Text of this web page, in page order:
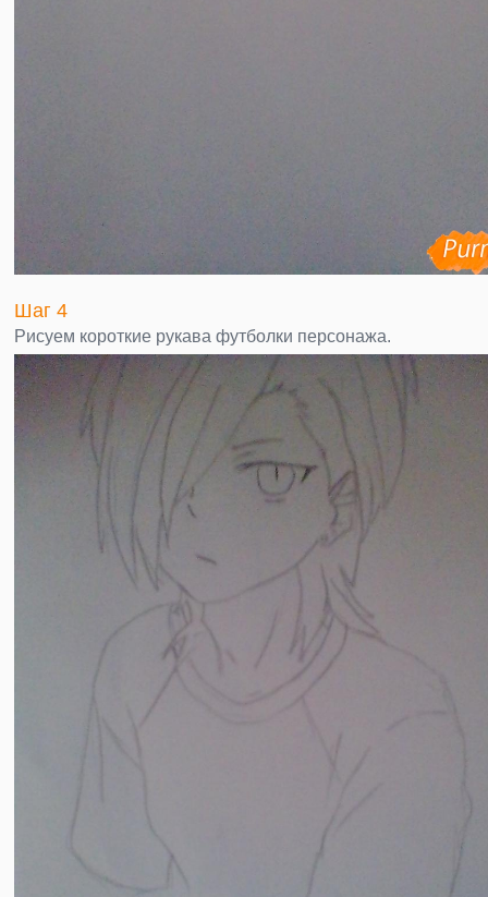
Шаг 4
Рисуем короткие рукава футболки персонажа.